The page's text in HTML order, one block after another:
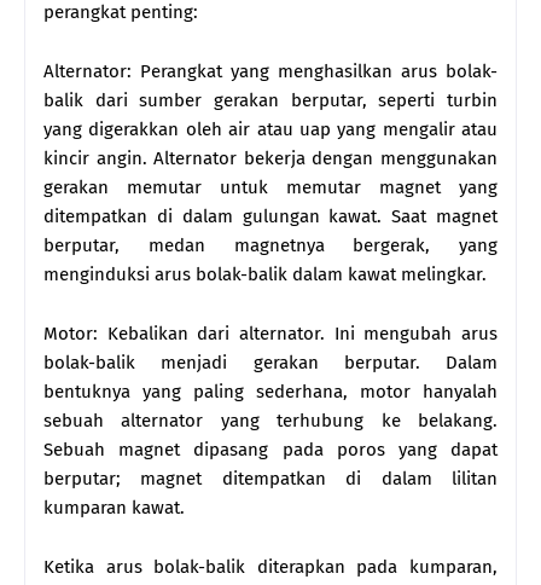
perangkat penting:
Alternator: Perangkat yang menghasilkan arus bolak-
balik dari sumber gerakan berputar, seperti turbin
yang digerakkan oleh air atau uap yang mengalir atau
kincir angin. Alternator bekerja dengan menggunakan
gerakan memutar untuk memutar magnet yang
ditempatkan di dalam gulungan kawat. Saat magnet
berputar, medan magnetnya bergerak, yang
menginduksi arus bolak-balik dalam kawat melingkar.
Motor: Kebalikan dari alternator. Ini mengubah arus
bolak-balik menjadi gerakan berputar. Dalam
bentuknya yang paling sederhana, motor hanyalah
sebuah alternator yang terhubung ke belakang.
Sebuah magnet dipasang pada poros yang dapat
berputar; magnet ditempatkan di dalam lilitan
kumparan kawat.
Ketika arus bolak-balik diterapkan pada kumparan,